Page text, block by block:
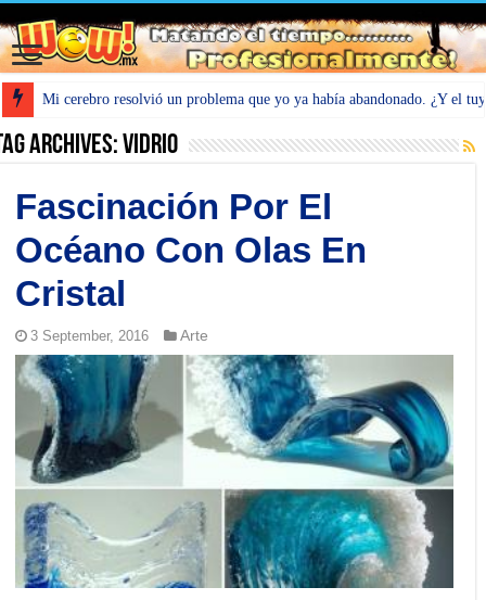
Mi cerebro resolvió un problema que yo ya había abandonado. ¿Y el
Archives:Vidrio
Fascinación Por El
Océano Con Olas En
Cristal
3 September, 2016 Arte